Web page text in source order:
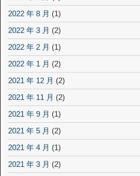
2022 年 8 月 (1)
2022 年 3 月 (2)
2022 年 2 月 (1)
2022 年 1 月 (2)
2021 年 12 月 (2)
2021 年 11 月 (2)
2021 年 9 月 (1)
2021 年 5 月 (2)
2021 年 4 月 (1)
2021 年 3 月 (2)